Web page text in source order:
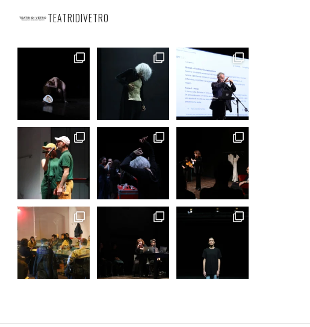
TEATRIDIVETRO